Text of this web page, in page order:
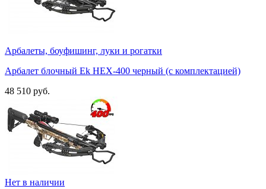
Арбалеты, боуфишинг, луки и рогатки
Арбалет блочный Ek HEX-400 черный (c комплектацией)
48 510 руб.
Нет в наличии